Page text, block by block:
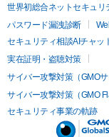
世界初総合ネットセキュリ
パスワード漏洩診断
セキュリティ相談AIチャッ
実在証明・盗聴対策
サイバー攻撃対策（GMO
サイバー攻撃対策（GMO
セキュリティ事業の軌跡